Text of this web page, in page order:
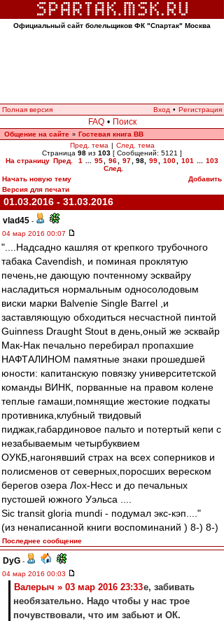
Официальный сайт болельщиков ФК "Спартак" Москва
Полная версия Вход • Регистрация
FAQ • Поиск
Общение на сайте » Гостевая книга ВВ
Пред. тема | След. тема
Страница 98 из 103 [ Сообщений: 5121 ]
На страницу Пред. 1 95 96 97 98 99 100 101
103
След.
Начать новую тему
Добавить
Версия для печати
01.03.2016 - 31.03.2016
vlad45 -
04 мар 2016 00:07
"....Надсадно кашляя от крепкого трубочного
табака Cavendish, и поминая проклятую
печень,не дающую почтенному эсквайру
насладиться нормальным односолодовым
виски марки Balvenie Single Barrel ,и
заставляющую обходиться несчастной пинтой
Guinness Draught Stout в день,оный же эсквайр
Мак-Нак печально перебирал пропахшие
НАФТАЛИНОМ памятные знаки прошедшей
юности: капитанскую повязку университетской
команды ВИНК, порванные на правом колене
теплые гамаши,помнящие жестокие подкаты
противника,клубный твидовый
пиджак,габардиновое пальто и потертый кепи с
незабываемым четырбуквием
ОУКБ,нагонявший страх на всех соперников и
полисменов от северных,поросших вереском
берегов озера Лох-Несс и до печальных
пустошей южного Уэльса ....
Sic transit gloria mundi - подумал экс-кэп...."
(из ненаписанной книги воспоминаний ) 8-) 8-)
Последнее сообщение
DyG -
04 мар 2016 00:03
Валерыч » 03 мар 2016 23:33е, забивать
необязательно. Надо чтобы у нас трое
почувствовали, что им забьют и ОК.